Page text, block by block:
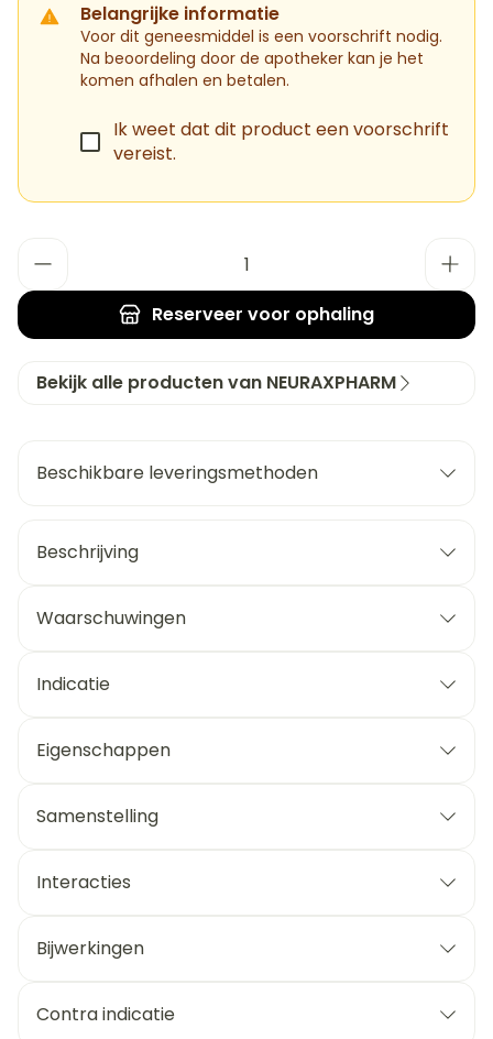
Belangrijke informatie
Voor dit geneesmiddel is een voorschrift nodig.
Na beoordeling door de apotheker kan je het
komen afhalen en betalen.
Ik weet dat dit product een voorschrift
vereist.
Reserveer voor ophaling
Bekijk alle producten van NEURAXPHARM
Beschikbare leveringsmethoden
Beschrijving
Waarschuwingen
Indicatie
Eigenschappen
Samenstelling
Interacties
Bijwerkingen
Contra indicatie